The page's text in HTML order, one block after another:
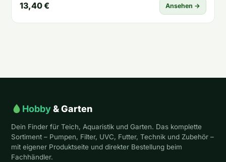
13,40 € Ansehen →
Hobby& Garten
Dein Finder für Teich, Aquaristik und Garten. Das komplette
Sortiment – Pumpen, Filter, UVC, Futter, Technik und Zubehör –
mit eigener Produktseite und direkter Bestellung beim
Fachhändler.